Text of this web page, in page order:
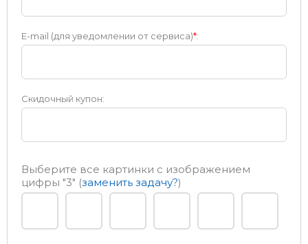
E-mail (для уведомлении от сервиса)*:
Скидочный купон:
Выберите все картинки с изображением
цифры "3" (заменить задачу?)